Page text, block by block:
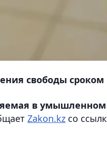
свободы сроком
в
Zakon.kz со